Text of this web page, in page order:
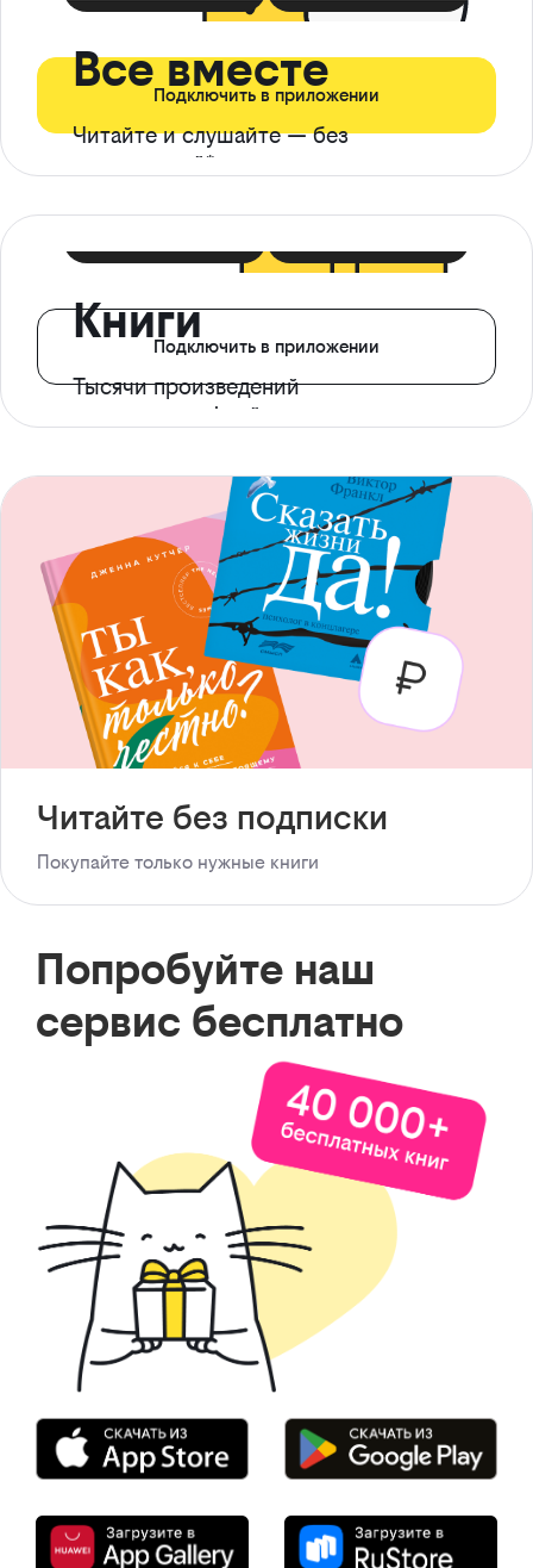
Все вместе
Читайте и слушайте — без
ограничений*
Подключить в приложении
Книги
Тысячи произведений
с доступом офлайн
Подключить в приложении
Читайте без подписки
Покупайте только нужные книги
Попробуйте наш
сервис бесплатно